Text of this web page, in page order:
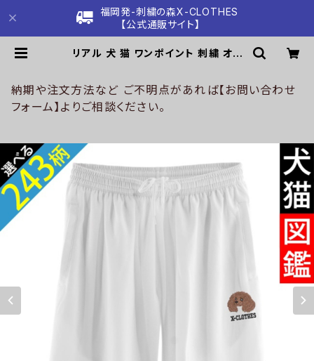
福岡発-刺繍の森X-CLOTHES
【公式通販サイト】
リアル 犬 猫 ワンポイント 刺繍 オリ
ェア レディース キッズ 吸汗速乾 UV
カット軽い グッズ 柄 柴犬 チワワ シ
ーズー シュナウザー パグ フレンチブ
X-CLOTHES【公式通販サイト】
納期や注文方法など ご不明点があれば【お問い合わせ
フォーム】よりご相談ください。